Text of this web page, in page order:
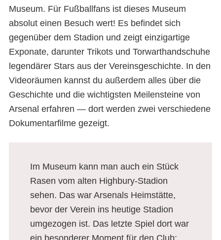
Museum. Für Fußballfans ist dieses Museum
absolut einen Besuch wert! Es befindet sich
gegenüber dem Stadion und zeigt einzigartige
Exponate, darunter Trikots und Torwarthandschuhe
legendärer Stars aus der Vereinsgeschichte. In den
Videoräumen kannst du außerdem alles über die
Geschichte und die wichtigsten Meilensteine von
Arsenal erfahren — dort werden zwei verschiedene
Dokumentarfilme gezeigt.
Im Museum kann man auch ein Stück
Rasen vom alten Highbury-Stadion
sehen. Das war Arsenals Heimstätte,
bevor der Verein ins heutige Stadion
umgezogen ist. Das letzte Spiel dort war
ein besonderer Moment für den Club: